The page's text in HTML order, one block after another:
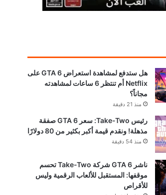
هل ستدفع لمشاهدة استعراض GTA 6 على
Netflix أم تنتظر 6 ساعات لمشاهدته
مجاناً؟
منذ 21 دقيقة
رئيس Take-Two: سعر GTA 6 صفقة
مذهلة! ونقدم قيمة أكبر بكثير من 80 دولارًا
منذ 54 دقيقة
ناشر GTA 6 شركة Take-Two تحسم
موقفها: المستقبل للألعاب الرقمية وليس
للأقراص